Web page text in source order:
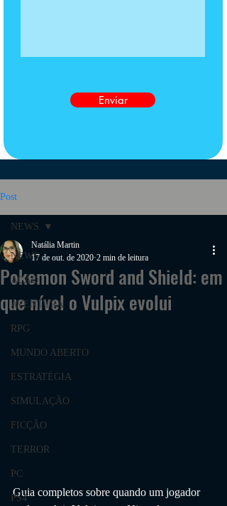
Enviar
Post
NEWS
AÇÃO
AVENTURA
RPG
MUNDO ABERTO
ESTRATÉGIA
SIMULAÇÃO
FICÇÃO
TERROR
PC
PS4
NEWS
Pokemon Sword and Shield: em
que nível o Vulpix evolui
Natália Martin
17 de out. de 2020 2 min de leitura
Guia completos sobre quando um jogador